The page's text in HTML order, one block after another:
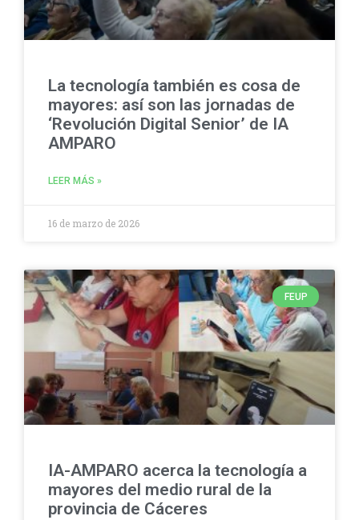
La tecnología también es cosa de
mayores: así son las jornadas de
‘Revolución Digital Senior’ de IA
AMPARO
LEER MÁS »
16 de marzo de 2026
FEUP
IA-AMPARO acerca la tecnología a
mayores del medio rural de la
provincia de Cáceres